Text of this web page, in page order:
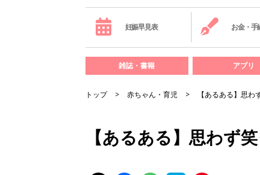
妊娠早見表 お金・手
雑誌・書籍 アプリ
トップ 赤ちゃん・育児 【あるある】思
【あるある】思わず